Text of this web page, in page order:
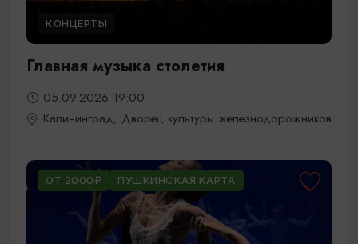
КОНЦЕРТЫ
Главная музыка столетия
05.09.2026 19:00
Калининград, Дворец культуры железнодорожников
ОТ 2000₽ ПУШКИНСКАЯ КАРТА